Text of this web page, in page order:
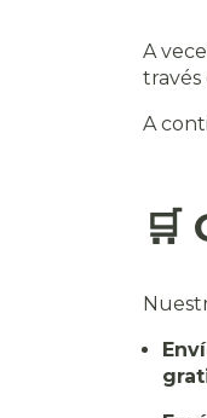
A
través
A
🛒